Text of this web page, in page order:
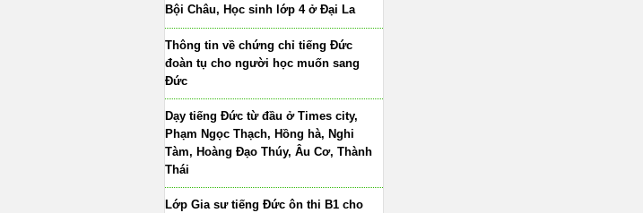
Bội Châu, Học sinh lớp 4 ở Đại La
Thông tin về chứng chỉ tiếng Đức
đoàn tụ cho người học muốn sang
Đức
Dạy tiếng Đức từ đầu ở Times city,
Phạm Ngọc Thạch, Hồng hà, Nghi
Tàm, Hoàng Đạo Thúy, Âu Cơ, Thành
Thái
Lớp Gia sư tiếng Đức ôn thi B1 cho